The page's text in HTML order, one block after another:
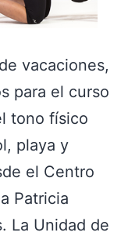
vacaciones,
para el curso
tono físico
playa y
el Centro
Patricia
La Unidad de